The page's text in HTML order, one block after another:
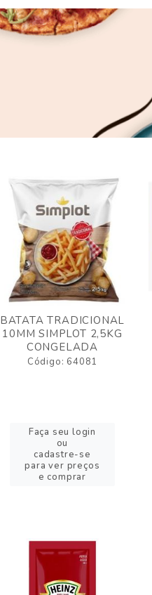
BATATA TRADICIONAL
10MM SIMPLOT 2,5KG
CONGELADA
Código: 64081
Faça seu login
ou
cadastre-se
para ver preços
e comprar